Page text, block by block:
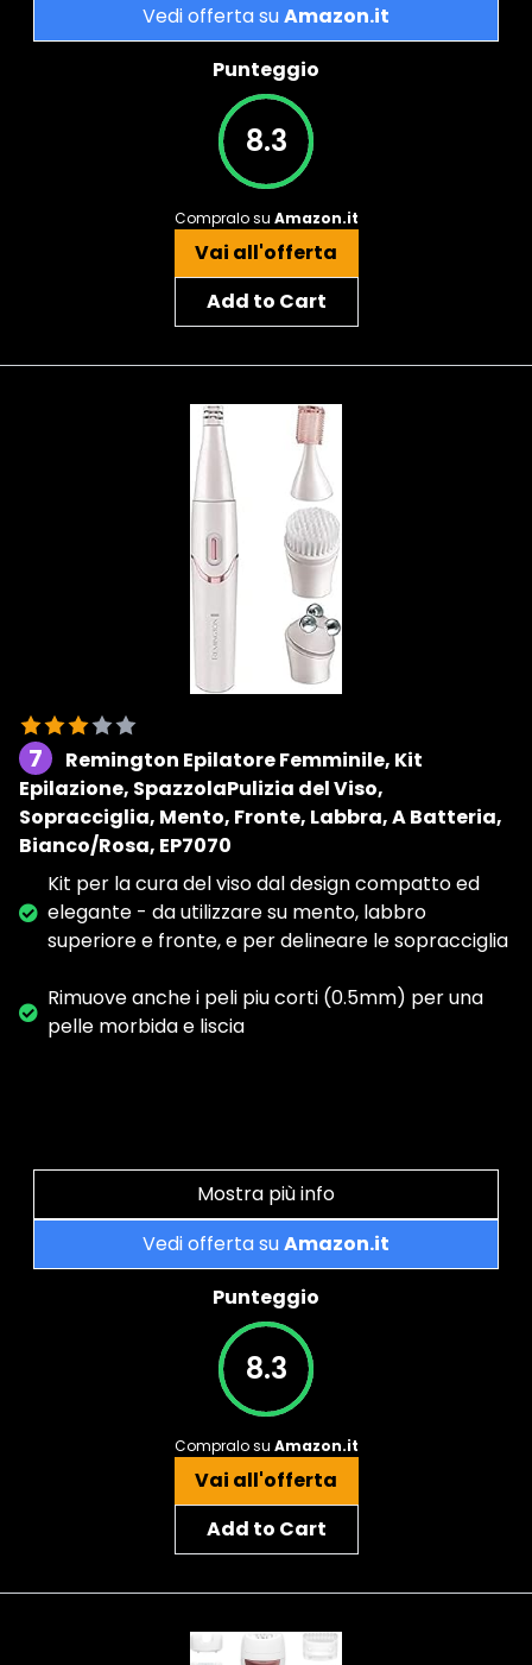
Vedi offerta suAmazon.it
Punteggio
8.3
Compralo su Amazon.it
Vai all'offerta
Add to Cart
7
Remington Epilatore Femminile, Kit
Epilazione, SpazzolaPulizia del Viso,
Sopracciglia, Mento, Fronte, Labbra, A Batteria,
Bianco/Rosa, EP7070
Kit per la cura del viso dal design compatto ed
elegante - da utilizzare su mento, labbro
superiore e fronte, e per delineare le sopracciglia
Rimuove anche i peli piu corti (0.5mm) per una
pelle morbida e liscia
Mostra più info
Vedi offerta suAmazon.it
Punteggio
8.3
Compralo su Amazon.it
Vai all'offerta
Add to Cart